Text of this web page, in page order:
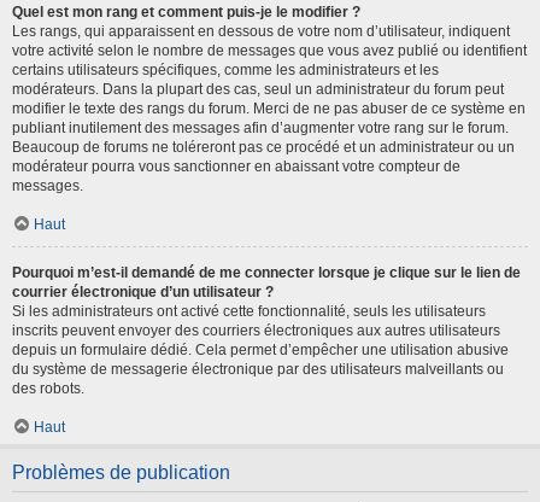
Quel est mon rang et comment puis-je le modifier ?
Les rangs, qui apparaissent en dessous de votre nom d’utilisateur, indiquent
votre activité selon le nombre de messages que vous avez publié ou identifient
certains utilisateurs spécifiques, comme les administrateurs et les
modérateurs. Dans la plupart des cas, seul un administrateur du forum peut
modifier le texte des rangs du forum. Merci de ne pas abuser de ce système en
publiant inutilement des messages afin d’augmenter votre rang sur le forum.
Beaucoup de forums ne toléreront pas ce procédé et un administrateur ou un
modérateur pourra vous sanctionner en abaissant votre compteur de
messages.
Haut
Pourquoi m’est-il demandé de me connecter lorsque je clique sur le lien de
courrier électronique d’un utilisateur ?
Si les administrateurs ont activé cette fonctionnalité, seuls les utilisateurs
inscrits peuvent envoyer des courriers électroniques aux autres utilisateurs
depuis un formulaire dédié. Cela permet d’empêcher une utilisation abusive
du système de messagerie électronique par des utilisateurs malveillants ou
des robots.
Haut
Problèmes de publication